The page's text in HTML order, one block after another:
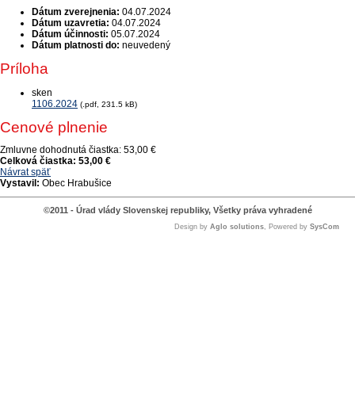
Dátum zverejnenia: 04.07.2024
Dátum uzavretia: 04.07.2024
Dátum účinnosti: 05.07.2024
Dátum platnosti do: neuvedený
Príloha
sken
1106.2024 (.pdf, 231.5 kB)
Cenové plnenie
Zmluvne dohodnutá čiastka: 53,00 €
Celková čiastka: 53,00 €
Návrat späť
Vystavil: Obec Hrabušice
©2011 - Úrad vlády Slovenskej republiky, Všetky práva vyhradené
Design by Aglo solutions, Powered by SysCom